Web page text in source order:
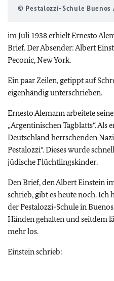
© Pestalozzi-Schule Buenos
im Juli 1938 erhielt Ernesto
Brief. Der Absender: Albert
Peconic, New York.
Ein paar Zeilen, getippt auf
eigenhändig unterschrieben.
Ernesto Alemann arbeitete
„Argentinischen Tagblatts“. Als
Deutschland herrschenden
Pestalozzi“. Dieses wurde
jüdische Flüchtlingskinder.
Den Brief, den Albert Einstein
schrieb, gibt es heute noch. Ich
der Pestalozzi-Schule in
Händen gehalten und seitdem
mehr los.
Einstein schrieb: